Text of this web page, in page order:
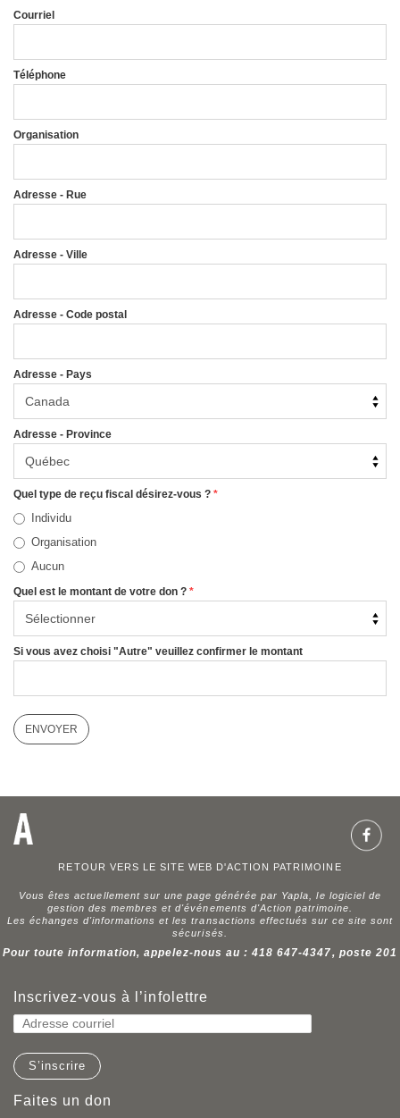
Courriel
Téléphone
Organisation
Adresse - Rue
Adresse - Ville
Adresse - Code postal
Adresse - Pays
Adresse - Province
Quel type de reçu fiscal désirez-vous ? *
Individu
Organisation
Aucun
Quel est le montant de votre don ? *
Si vous avez choisi "Autre" veuillez confirmer le montant
ENVOYER
RETOUR VERS LE SITE WEB D'ACTION PATRIMOINE
Vous êtes actuellement sur une page générée par Yapla, le logiciel de
gestion des membres et d'événements d'Action patrimoine.
Les échanges d'informations et les transactions effectués sur ce site sont
sécurisés.
Pour toute information, appelez-nous au : 418 647-4347, poste 201
Inscrivez-vous à l’infolettre
Faites un don